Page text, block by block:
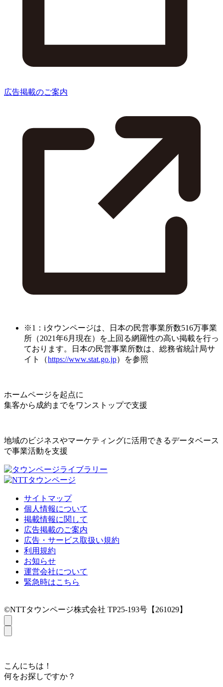
広告掲載のご案内
※1：iタウンページは、日本の民営事業所数516万事業
所（2021年6月現在）を上回る網羅性の高い掲載を行っ
ております。日本の民営事業所数は、総務省統計局サ
イト（https://www.stat.go.jp）を参照
ホームページを起点に
集客から成約までをワンストップで支援
地域のビジネスやマーケティングに活用できるデータベース
で事業活動を支援
サイトマップ
個人情報について
掲載情報に関して
広告掲載のご案内
広告・サービス取扱い規約
利用規約
お知らせ
運営会社について
緊急時はこちら
©NTTタウンページ株式会社 TP25-193号【261029】
こんにちは！
何をお探しですか？